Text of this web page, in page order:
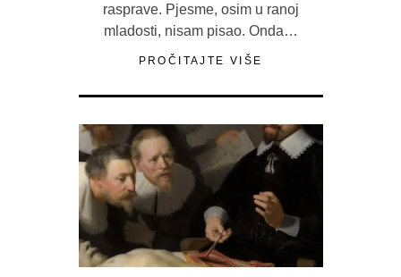
rasprave. Pjesme, osim u ranoj
mladosti, nisam pisao. Onda…
PROČITAJTE VIŠE